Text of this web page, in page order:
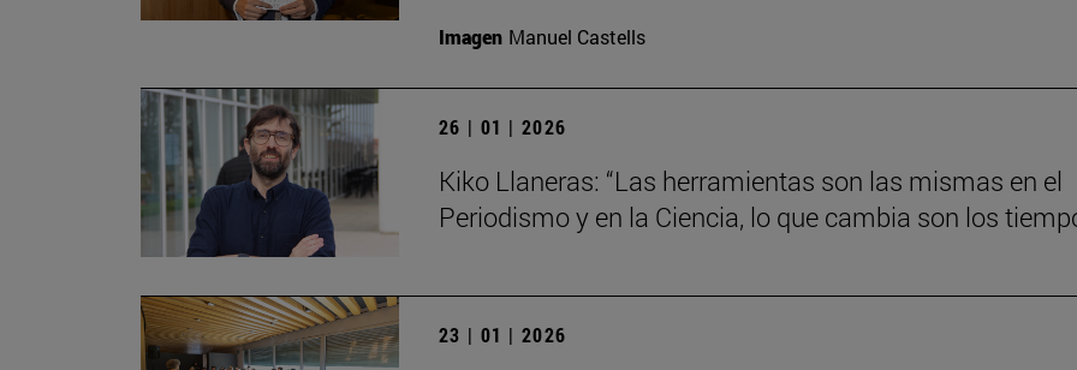
Imagen Manuel Castells
26 | 01 | 2026
Kiko Llaneras: “Las herramientas son las mismas en el
Periodismo y en la Ciencia, lo que cambia son los
23 | 01 | 2026